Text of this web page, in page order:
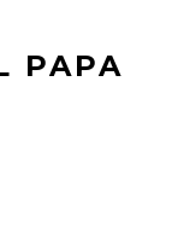
PAPA